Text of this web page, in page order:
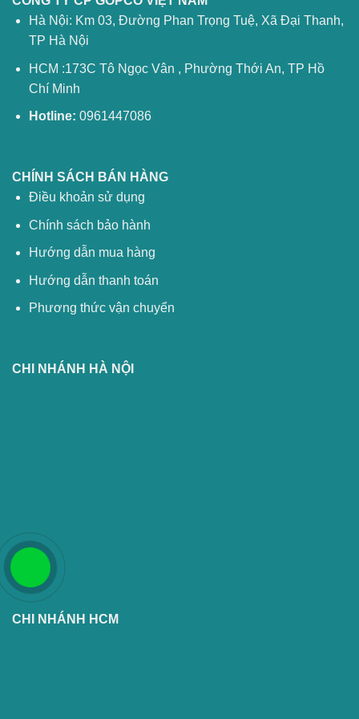
Hà Nội: Km 03, Đường Phan Trọng Tuệ, Xã Đại Thanh,
TP Hà Nội
HCM :173C Tô Ngọc Vân , Phường Thới An, TP Hồ
Chí Minh
Hotline: 0961447086
CHÍNH SÁCH BÁN HÀNG
Điều khoản sử dụng
Chính sách bảo hành
Hướng dẫn mua hàng
Hướng dẫn thanh toán
Phương thức vận chuyển
CHI NHÁNH HÀ NỘI
CHI NHÁNH HCM